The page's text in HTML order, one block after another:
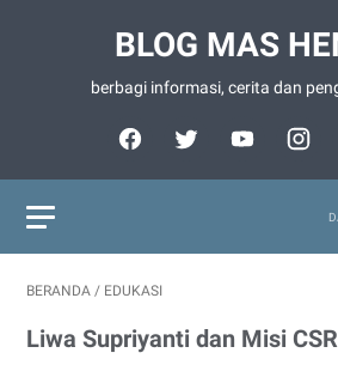
BLOG MAS
berbagi informasi, cerita dan
BERANDA / EDUKASI
Liwa Supriyanti dan Misi